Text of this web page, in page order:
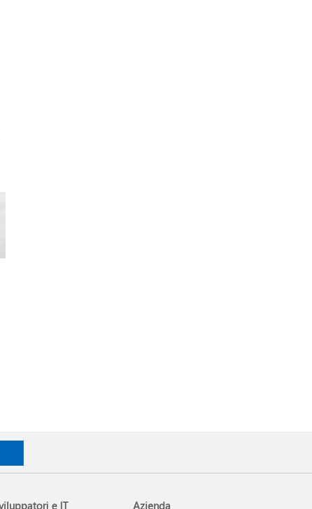
e IT Azienda